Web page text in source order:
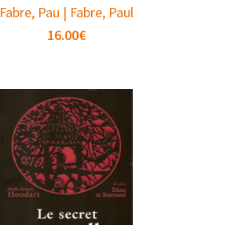
Fabre, Pau | Fabre, Paul
16.00€